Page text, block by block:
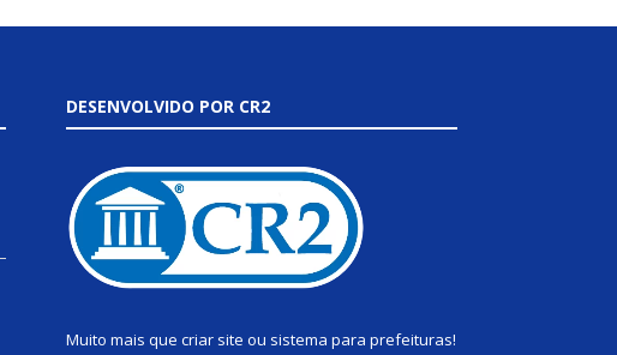
DESENVOLVIDO POR CR2
Muito mais que criar site ou sistema para prefeituras!